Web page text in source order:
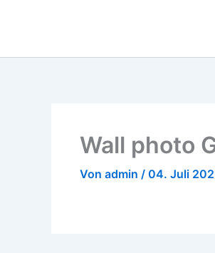
Wall photo
Von admin / 04. Juli